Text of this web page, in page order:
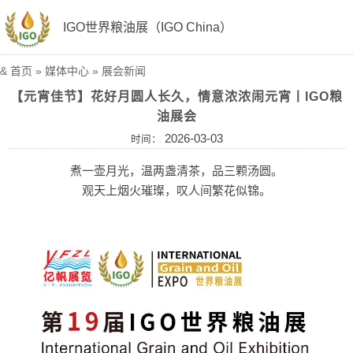
IGO世界粮油展（IGO China）
& 首页 » 媒体中心 » 展会新闻
【元宵佳节】花好月圆人长久，情意浓浓闹元宵丨IGO粮
油展会
时间： 2026-03-03
煮一壶月光，温两盏清茶，品三颗汤圆。
观天上烟火璀璨，叹人间繁花似锦。